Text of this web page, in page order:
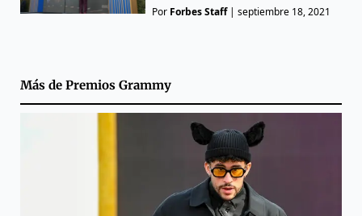
Por Forbes Staff|septiembre 18, 2021
Más de Premios Grammy